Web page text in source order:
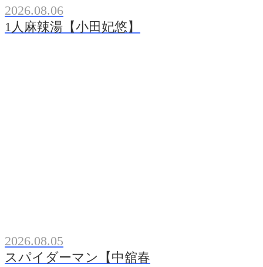
2026.08.06
1人麻辣湯【小田妃悠】
2026.08.05
スパイダーマン【中舘春